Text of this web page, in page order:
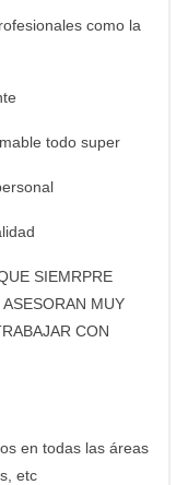
como la
todo super
SIEMRPRE
MUY
CON
en todas las áreas
etc